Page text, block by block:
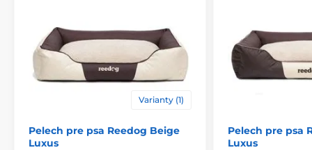
Technické špecifikácie sa môžu zmeniť bez
predchádzajúceho upozornenia. Obrázky majú len
ilustračný charakter.
Produkt je zaradený v kategóriách
Varianty (1)
Pelech pre psa Reedog Beige
Luxus
Pelech pre psa
Luxus